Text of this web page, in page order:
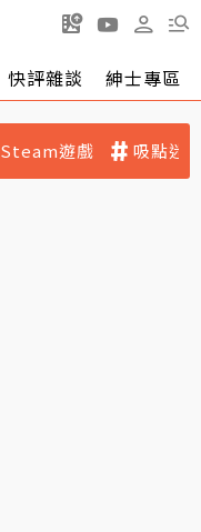
快評雜談 紳士專區
Steam遊戲 吸點迷